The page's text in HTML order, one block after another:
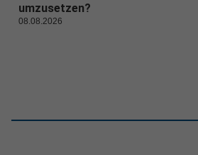
umzusetzen?
08.08.2026